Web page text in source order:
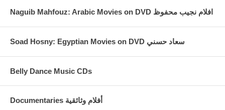
Naguib Mahfouz: Arabic Movies on DVD افلام نجيب محفوظ
Soad Hosny: Egyptian Movies on DVD سعاد حسني
Belly Dance Music CDs
Documentaries أفلام وثائقية